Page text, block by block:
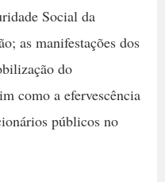
Social da
as manifestações dos
do
como a efervescência
públicos no